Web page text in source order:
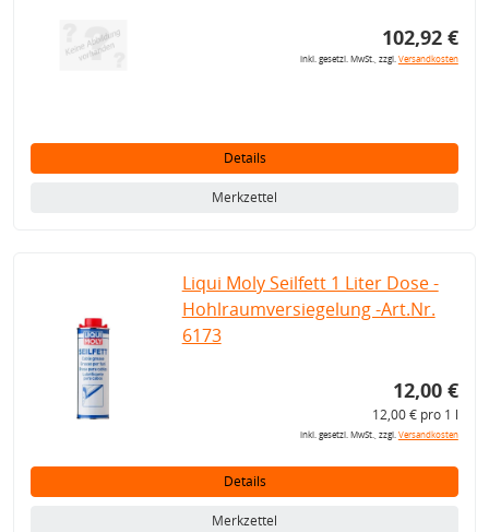
102,92 €
inkl. gesetzl. MwSt., zzgl.Versandkosten
Details
Merkzettel
Liqui Moly Seilfett 1 Liter Dose -
Hohlraumversiegelung -Art.Nr.
6173
12,00 €
12,00 € pro 1 l
inkl. gesetzl. MwSt., zzgl.Versandkosten
Details
Merkzettel